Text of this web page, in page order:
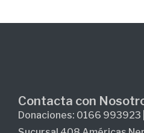
Contacta con
Donaciones: 0166 993923